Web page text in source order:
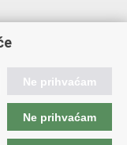
Ne prihvaćam
Ne prihvaćam